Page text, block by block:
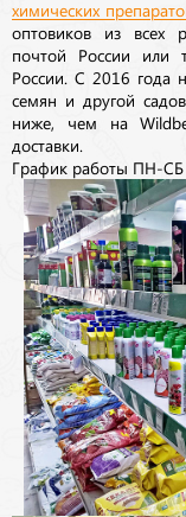
химических
оптовиков из всех
почтой России или
России. С 2016 года
семян и другой
ниже, чем на
доставки.
График работы ПН-